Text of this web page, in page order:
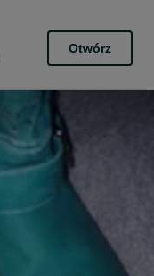
Otwórz